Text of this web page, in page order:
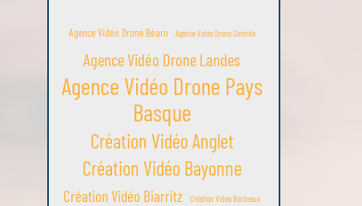
Agence Vidéo Drone Béarn Agence Vidéo Drone Gironde
Agence Vidéo Drone Landes
Agence Vidéo Drone Pays
Basque
Création Vidéo Anglet
Création Vidéo Bayonne
Création Vidéo Biarritz Création Vidéo Bordeaux